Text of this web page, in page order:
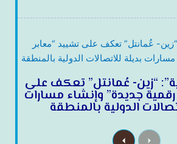
“زين- عُمانتل” تعكف على
جديدة” وإنشاء مسارات
الدولية بالمنطقة
P
N